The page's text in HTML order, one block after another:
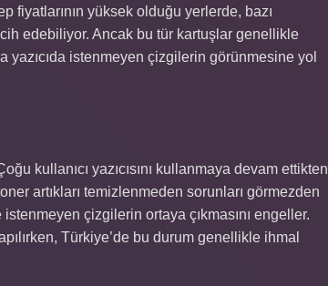
fiyatlarının yüksek olduğu yerlerde, bazı
edebiliyor. Ancak bu tür kartuşlar genellikle
istenmeyen çizgilerin görünmesine yol
kullanıcı yazıcısını kullanmaya devam ettikten
artıkları temizlenmeden sorunları görmezden
çizgilerin ortaya çıkmasını engeller.
Türkiye’de bu durum genellikle ihmal